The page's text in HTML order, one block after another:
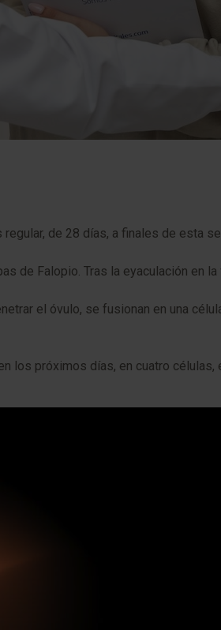
de 28 días, a finales de esta
de Falopio. Tras la eyaculación en
el óvulo, se fusionan en una
los próximos días, en cuatro